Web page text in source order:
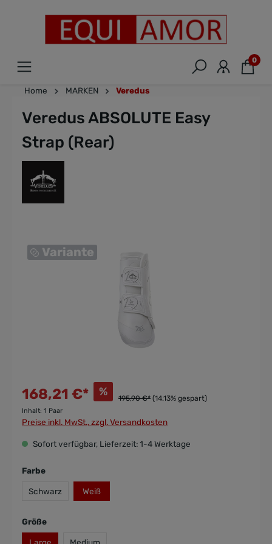
0
Home MARKEN Veredus
Veredus ABSOLUTE Easy
Strap (Rear)
Variante
168,21 €* % 195,90 €* (14.13% gespart)
Inhalt: 1 Paar
Preise inkl. MwSt., zzgl. Versandkosten
Sofort verfügbar, Lieferzeit: 1-4 Werktage
Farbe
Schwarz Weiß
Größe